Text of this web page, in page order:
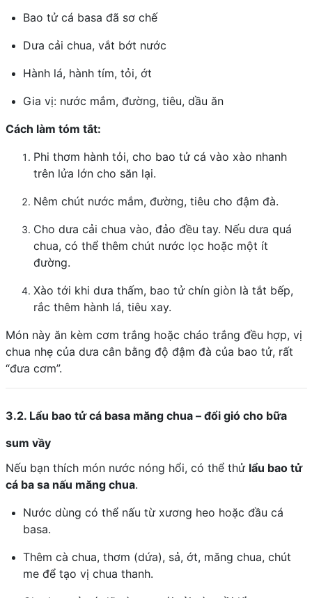
Bao tử cá basa đã sơ chế
Dưa cải chua, vắt bớt nước
Hành lá, hành tím, tỏi, ớt
Gia vị: nước mắm, đường, tiêu, dầu ăn
Cách làm tóm tắt:
Phi thơm hành tỏi, cho bao tử cá vào xào nhanh
trên lửa lớn cho săn lại.
Nêm chút nước mắm, đường, tiêu cho đậm đà.
Cho dưa cải chua vào, đảo đều tay. Nếu dưa quá
chua, có thể thêm chút nước lọc hoặc một ít
đường.
Xào tới khi dưa thấm, bao tử chín giòn là tắt bếp,
rắc thêm hành lá, tiêu xay.
Món này ăn kèm cơm trắng hoặc cháo trắng đều hợp, vị
chua nhẹ của dưa cân bằng độ đậm đà của bao tử, rất
“đưa cơm”.
3.2. Lẩu bao tử cá basa măng chua – đổi gió cho bữa
sum vầy
Nếu bạn thích món nước nóng hổi, có thể thử lẩu bao tử
cá ba sa nấu măng chua.
Nước dùng có thể nấu từ xương heo hoặc đầu cá
basa.
Thêm cà chua, thơm (dứa), sả, ớt, măng chua, chút
me để tạo vị chua thanh.